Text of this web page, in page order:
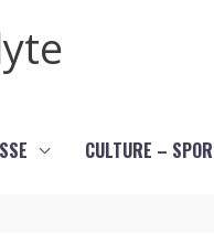
CULTURE –